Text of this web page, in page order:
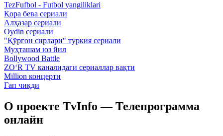
TezFufbol - Futbol yangiliklari
Қора бева сериали
Алҳазар сериали
Oydin сериали
"Қўрғон сирлари" туркия сериали
Муҳташам юз йил
Bollywood Battle
ZO‘R TV каналидаги сериаллар вақти
Million концерти
Гап чиқди
О проекте TvInfo — Телепрограмма
онлайн